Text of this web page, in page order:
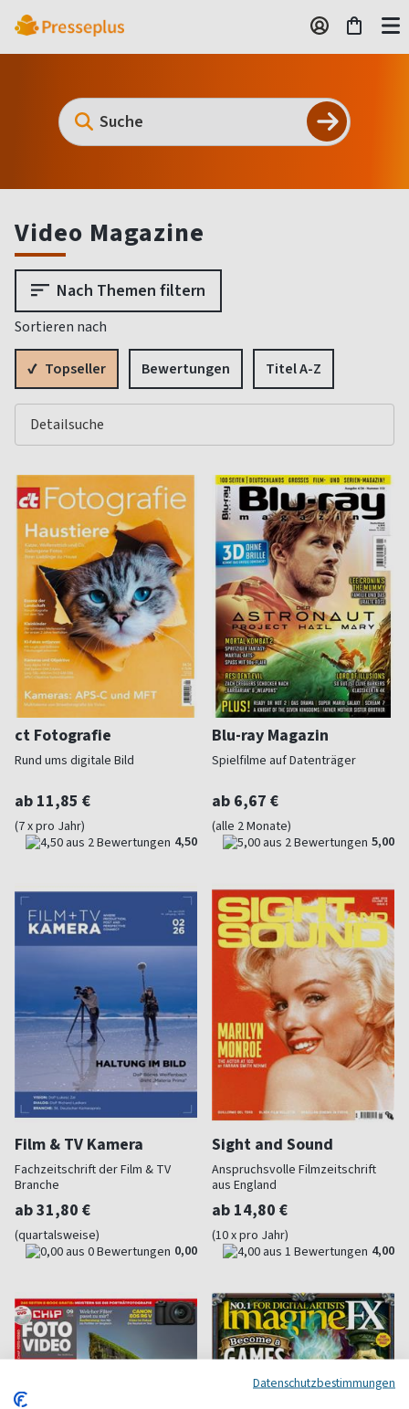
Video Magazine
Nach Themen filtern
Sortieren nach
Topseller Bewertungen Titel A-Z
ct Fotografie
Rund ums digitale Bild
ab 11,85 €
(7 x pro Jahr)
4,50
Blu-ray Magazin
Spielfilme auf Datenträger
ab 6,67 €
(alle 2 Monate)
5,00
Film & TV Kamera
Fachzeitschrift der Film & TV
Branche
ab 31,80 €
(quartalsweise)
0,00
Sight and Sound
Anspruchsvolle Filmzeitschrift
aus England
ab 14,80 €
(10 x pro Jahr)
4,00
Datenschutzbestimmungen